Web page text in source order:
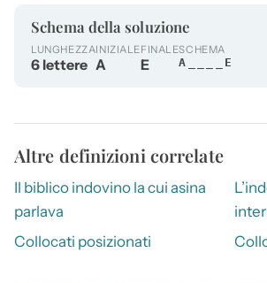
Schema della soluzione
LUNGHEZZA
6 lettere
INIZIALE
A
FINALE
E
SCHEMA
A____E
Altre definizioni correlate
Il biblico indovino la cui asina
parlava
Collocati posizionati